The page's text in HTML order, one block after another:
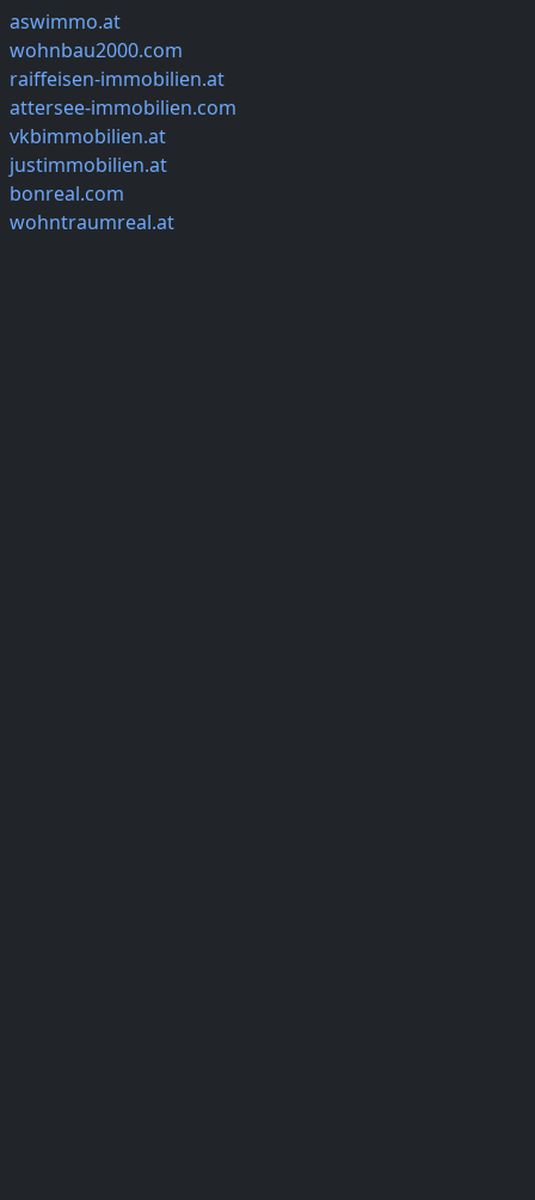
aswimmo.at
wohnbau2000.com
raiffeisen-immobilien.at
attersee-immobilien.com
vkbimmobilien.at
justimmobilien.at
bonreal.com
wohntraumreal.at